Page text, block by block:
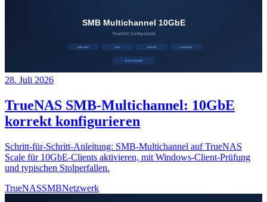
28. Juli 2026
TrueNAS SMB-Multichannel: 10GbE
korrekt konfigurieren
Schritt-für-Schritt-Anleitung: SMB-Multichannel auf TrueNAS
Scale für 10GbE-Clients aktivieren, mit Windows-Client-Prüfung
und typischen Stolperfallen.
TrueNASSMBNetzwerk